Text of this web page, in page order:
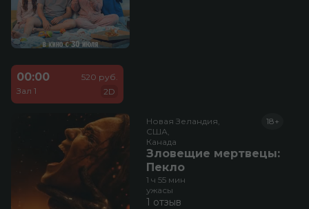
00:00
Зал 1
520 руб.
2D
Новая Зеландия,
США,
Канада
Зловещие мертвецы:
Пекло
18+
1 ч 55 мин
ужасы
1 отзыв